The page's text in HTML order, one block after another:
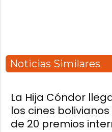
Noticias Similares
La Hija Cóndor
los cines
de 20 premios